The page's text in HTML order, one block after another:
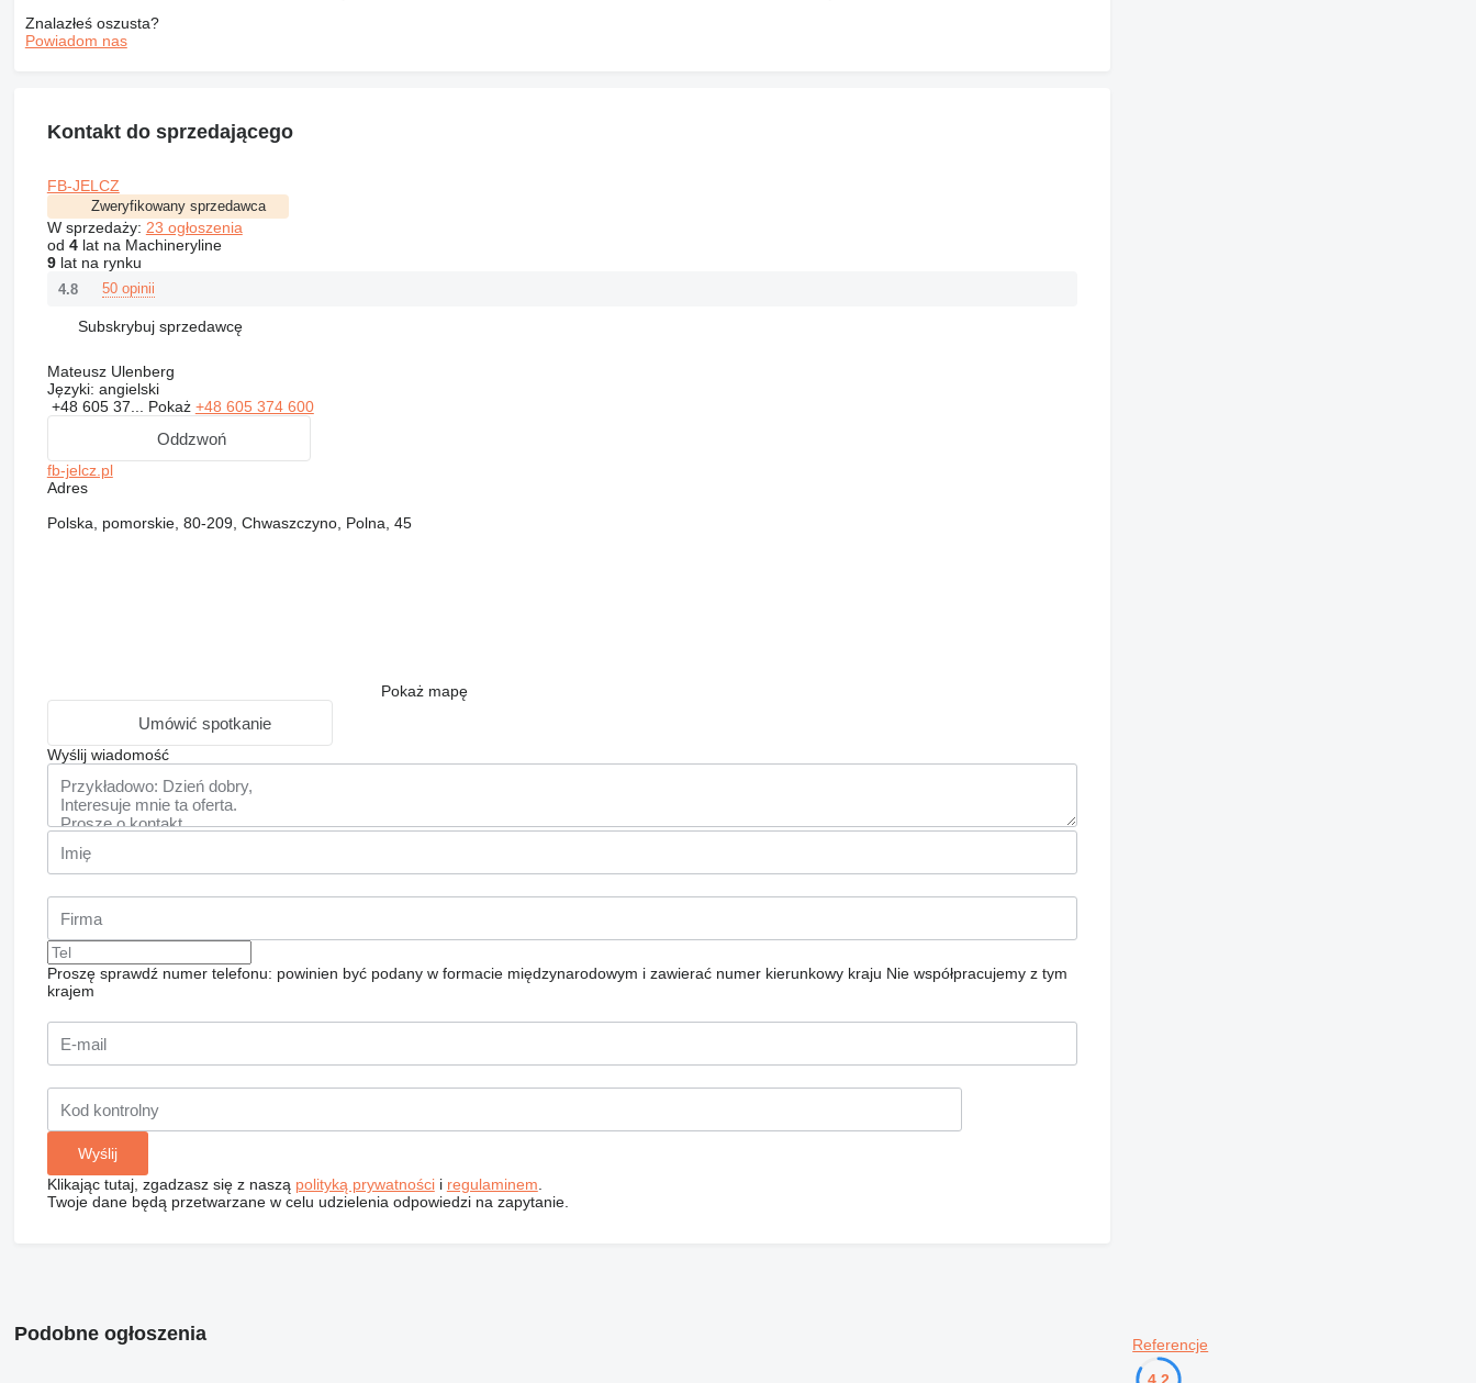
Znalazłeś oszusta?
Powiadom nas
Kontakt do sprzedającego
FB-JELCZ
Zweryfikowany sprzedawca
W sprzedaży: 23 ogłoszenia
od 4lat na Machineryline
9lat na rynku
4.8 50 opinii
Subskrybuj sprzedawcę
Mateusz Ulenberg
Języki: angielski
+48 605 37... Pokaż +48 605 374 600
Oddzwoń
fb-jelcz.pl
Adres
Polska, pomorskie, 80-209, Chwaszczyno, Polna, 45
Pokaż mapę
Umówić spotkanie
Wyślij wiadomość
Proszę sprawdź numer telefonu: powinien być podany w formacie międzynarodowym i zawierać numer kierunkowy kraju Nie współpracujemy z tym
krajem
Klikając tutaj, zgadzasz się z naszą polityką prywatnościi regulaminem.
Twoje dane będą przetwarzane w celu udzielenia odpowiedzi na zapytanie.
Podobne ogłoszenia
Referencje